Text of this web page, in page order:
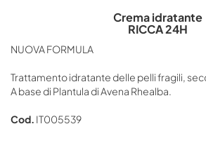
Crema idratante
RICCA 24H
NUOVA FORMULA
Trattamento idratante delle pelli fragili,
A base di Plantula di Avena Rhealba.
Cod. IT005539